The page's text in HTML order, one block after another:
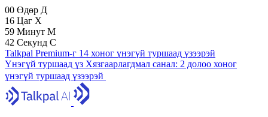
00 Өдөр Д
16 Цаг Х
59 Минут М
41 Секунд С
Talkpal Premium-г 14 хоног үнэгүй туршаад үзээрэй
Үнэгүй туршаад үз Хязгаарлагдмал санал: 2 долоо хоног
үнэгүй туршаад үзээрэй